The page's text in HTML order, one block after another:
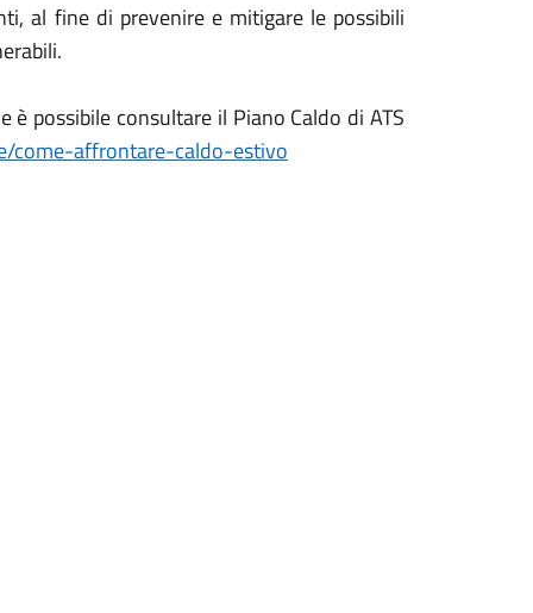
al fine di prevenire e mitigare le possibili
possibile consultare il Piano Caldo di ATS
come-affrontare-caldo-estivo